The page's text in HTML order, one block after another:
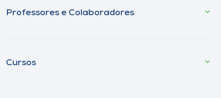
Professores e Colaboradores
Cursos